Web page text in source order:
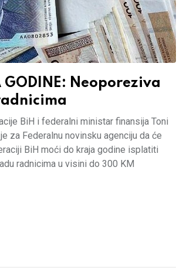
GODINE: Neoporeziva
BiH i federalni ministar finansija Toni
za Federalnu novinsku agenciju da će
BiH moći do kraja godine isplatiti
radnicima u visini do 300 KM